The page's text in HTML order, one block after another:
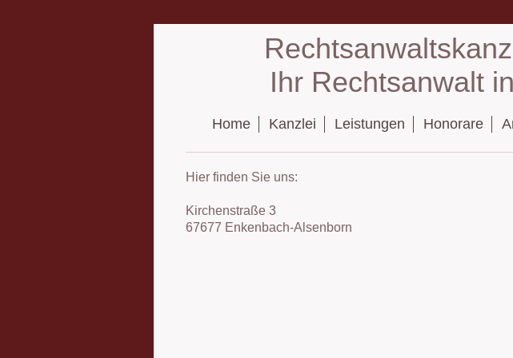
Ihr Rechtsanwalt
Home Kanzlei Leistungen Honorare
Hier finden Sie uns:
Kirchenstraße 3
67677 Enkenbach-Alsenborn